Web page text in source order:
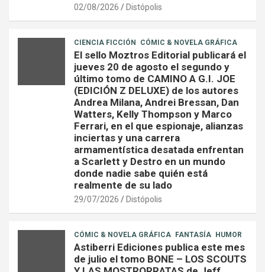
02/08/2026 Distópolis
CIENCIA FICCIÓN CÓMIC & NOVELA GRÁFICA
El sello Moztros Editorial publicará el
jueves 20 de agosto el segundo y
último tomo de CAMINO A G.I. JOE
(EDICIÓN Z DELUXE) de los autores
Andrea Milana, Andrei Bressan, Dan
Watters, Kelly Thompson y Marco
Ferrari, en el que espionaje, alianzas
inciertas y una carrera
armamentística desatada enfrentan
a Scarlett y Destro en un mundo
donde nadie sabe quién está
realmente de su lado
29/07/2026 Distópolis
CÓMIC & NOVELA GRÁFICA FANTASÍA HUMOR
Astiberri Ediciones publica este mes
de julio el tomo BONE – LOS SCOUTS